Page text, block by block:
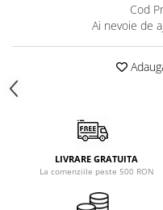
Cod
Ai nevoie de
LIVRARE GRATUITA
La comenziile peste 500 RON